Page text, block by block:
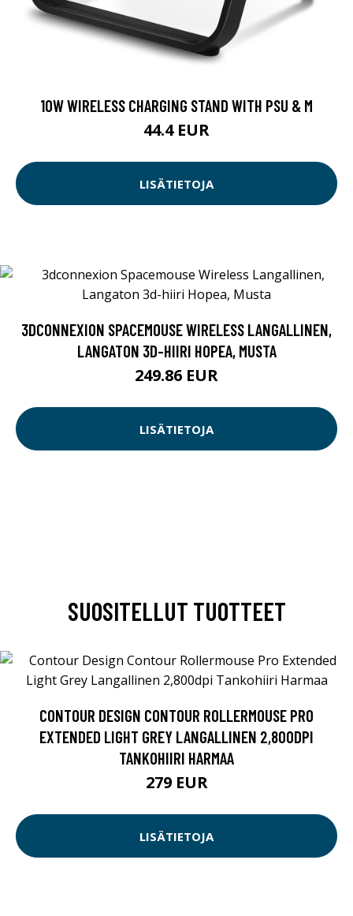
10W WIRELESS CHARGING STAND WITH PSU & M
44.4 EUR
LISÄTIETOJA
3DCONNEXION SPACEMOUSE WIRELESS LANGALLINEN,
LANGATON 3D-HIIRI HOPEA, MUSTA
249.86 EUR
LISÄTIETOJA
SUOSITELLUT TUOTTEET
CONTOUR DESIGN CONTOUR ROLLERMOUSE PRO
EXTENDED LIGHT GREY LANGALLINEN 2,800DPI
TANKOHIIRI HARMAA
279 EUR
LISÄTIETOJA